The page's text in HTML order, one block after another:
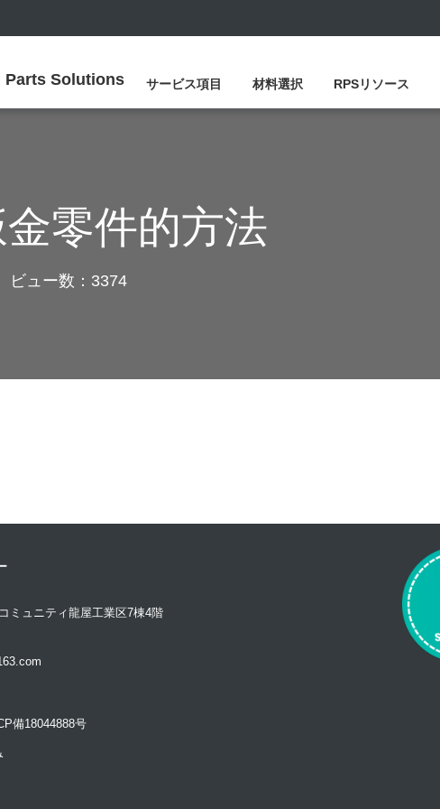
Parts Solutions サービス項目 材料選択 RPSリソース
零件的方法
ュー数：3374
ミュニティ龍屋工業区7棟4階
備18044888号